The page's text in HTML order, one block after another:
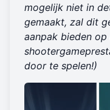
mogelijk niet in
gemaakt, zal dit
aanpak bieden
door te spelen!)